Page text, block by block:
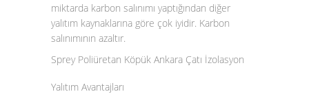
miktarda karbon salınımı yaptığından diğer
yalıtım kaynaklarına göre çok iyidir. Karbon
salınımının azaltır.
Sprey Poliüretan Köpük Ankara Çatı İzolasyon
Yalıtım Avantajları